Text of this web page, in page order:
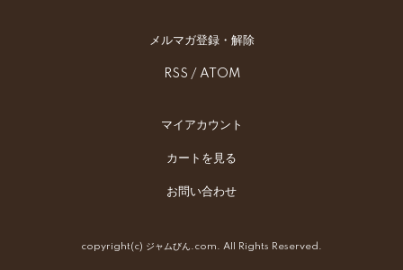
メルマガ登録・解除
RSS / ATOM
マイアカウント
カートを見る
お問い合わせ
copyright(c) ジャムびん.com. All Rights Reserved.